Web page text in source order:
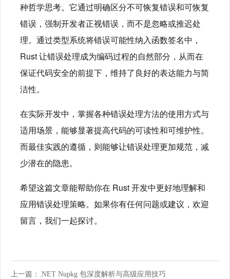
种哲学思考。它通过明确区分不可恢复错误和可恢复
错误，强制开发者正视错误，而不是忽略或推迟处
理。通过类型系统将错误可能性纳入函数签名中，
Rust 让错误处理成为编码过程的自然部分，从而在
保证代码安全的前提下，维持了良好的表达能力与简
洁性。
在实际开发中，掌握各种错误处理方法的使用方式与
适用场景，能够显著提高代码的可读性和可维护性。
而最佳实践的遵循，则能够让错误处理更加规范，减
少潜在的隐患。
希望这篇文章能帮助你在 Rust 开发中更好地理解和
应用错误处理策略。如果你有任何问题或建议，欢迎
留言，我们一起探讨。
上一篇：.NET Nupkg 包深度解析与高级应用技巧